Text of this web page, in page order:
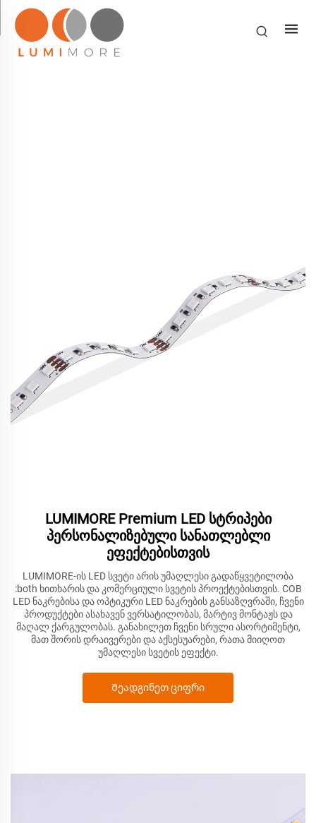
LUMIMORE Premium LED სტრიპები
პერსონალიზებული სანათლებლი
ეფექტებისთვის
LUMIMORE-ის LED სვეტი არის უმაღლესი გადაწყვეტილობა
:both ხითხარის და კომერციული სვეტის პროექტებისთვის. COB
LED ნაკრებისა და ოპტიკური LED ნაკრების განსაზღვრაში, ჩვენი
პროდუქტები ასახავენ ვერსატილობას, მარტივ მონტაჟს და
მაღალ ქარგულობას. განახილეთ ჩვენი სრული ასორტიმენტი,
მათ შორის დრაივერები და აქსესუარები, რათა მიიღოთ
უმაღლესი სვეტის ეფექტი.
Შეადგინეთ ციფრი